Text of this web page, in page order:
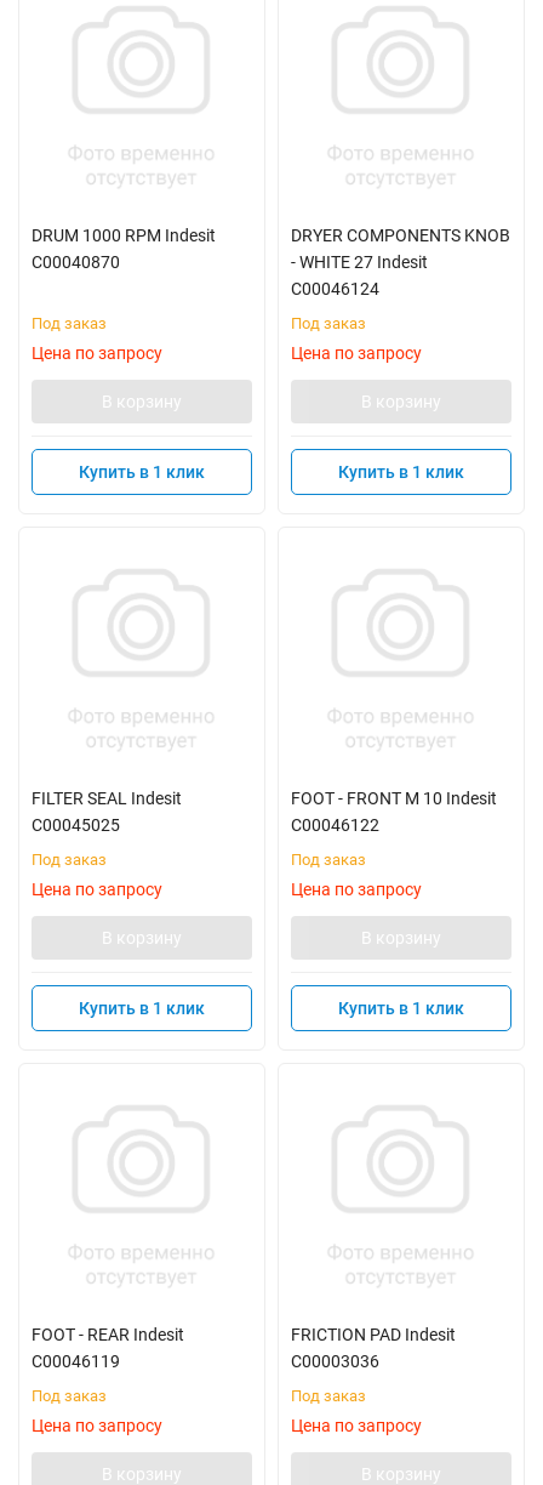
DRUM 1000 RPM Indesit
C00040870
Под заказ
Цена по запросу
В корзину
Купить в 1 клик
DRYER COMPONENTS KNOB
- WHITE 27 Indesit
C00046124
Под заказ
Цена по запросу
В корзину
Купить в 1 клик
FILTER SEAL Indesit
C00045025
Под заказ
Цена по запросу
В корзину
Купить в 1 клик
FOOT - FRONT M 10 Indesit
C00046122
Под заказ
Цена по запросу
В корзину
Купить в 1 клик
FOOT - REAR Indesit
C00046119
Под заказ
Цена по запросу
В корзину
FRICTION PAD Indesit
C00003036
Под заказ
Цена по запросу
В корзину